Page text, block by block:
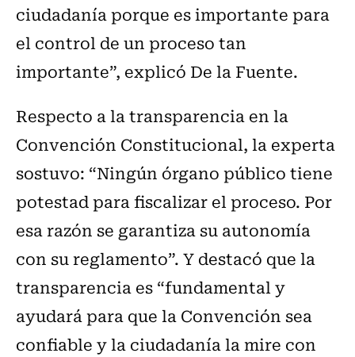
ciudadanía porque es importante para
el control de un proceso tan
importante”, explicó De la Fuente.
Respecto a la transparencia en la
Convención Constitucional, la experta
sostuvo: “Ningún órgano público tiene
potestad para fiscalizar el proceso. Por
esa razón se garantiza su autonomía
con su reglamento”. Y destacó que la
transparencia es “fundamental y
ayudará para que la Convención sea
confiable y la ciudadanía la mire con